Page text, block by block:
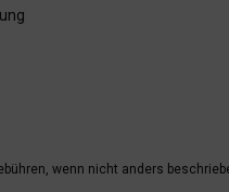
wenn nicht anders